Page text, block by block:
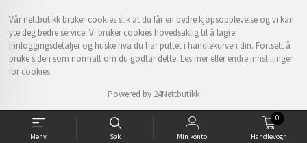
Meny Søk Min konto Handlevogn
0
Vår nettbutikk bruker cookies slik at du får en bedre kjøpsopplevelse og vi kan
yte deg bedre service. Vi bruker cookies hovedsaklig til å lagre
innloggingsdetaljer og huske hva du har puttet i handlekurven din. Fortsett å
bruke siden som normalt om du godtar dette. Les merellerendre innstillinger
for cookies.
Powered by 24Nettbutikk